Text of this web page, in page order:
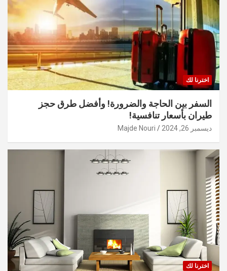
اخترنا لك
السفر بين الحاجة والضرورة! وأفضل طرق حجز
طيران بأسعار تنافسية!
ديسمبر 26, 2024 Majde Nouri
اخترنا لك